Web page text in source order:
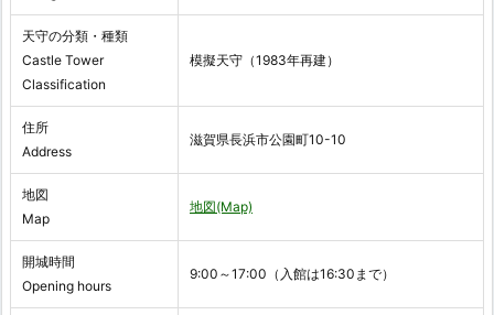
天守の分類・種類
Castle Tower
Classification
模擬天守（1983年再建）
住所
Address
滋賀県長浜市公園町10-10
地図
Map
地図(Map)
開城時間
Opening hours
9:00～17:00（入館は16:30まで）